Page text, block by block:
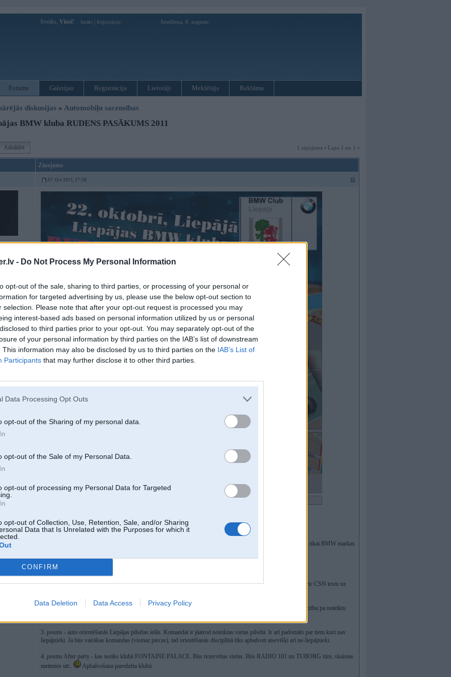
- Do Not Process My Personal Information
opt-out of the sale, sharing to third parties, or processing of your personal or
for targeted advertising by us, please use the below opt-out section to
selection. Please note that after your opt-out request is processed you may
interest-based ads based on personal information utilized by us or personal
to third parties prior to your opt-out. You may separately opt-out of the
of your personal information by third parties on the IAB’s list of downstream
This information may also be disclosed by us to third parties on the IAB’s List of
Participants that may further disclose it to other third parties.
Data Processing Opt Outs
opt-out of the Sharing of my personal data.
opt-out of the Sale of my Personal Data.
opt-out of processing my Personal Data for Targeted
opt-out of Collection, Use, Retention, Sale, and/or Sharing
Data that Is Unrelated with the Purposes for which it
CONFIRM
Data Deletion Data Access Privacy Policy
Sveiks, Viesi! Ienākt Reģistrācija Sestdiena, 8. augusts
Forums Galerijas Reģistrācija Lietotāji Meklētājs Reklāma
diskusijas » Automobiļu sacensības
BMW kluba RUDENS PASĀKUMS 2011
Atbildēt 1 ziņojums • Lapa 1 no 1 •
Ziņojums
07. Oct 2011, 17:58 #1
Nolikums:BMW Liepāja
Visi laipni aicināti ciemos uz Liepājas BMW kluba pasākumu. Lai nerastos jautājumi - Vai pasākums ir paredzēts tikai BMW markas
Kas ir paredzēts:
1. posms CSDD - kur autovadītājs veic eksaminācijas laukumā figūru izbraukšanu. Otrs komandas dalībnieks veic CSN testu uz
2. posms intuitīvā braukšana - pilotam ir aizsegta seja (ar motobraucēja ķiveri). Stūrmanis koriģē automašīnas virzību pa noteiktu
3. posms - auto orientēšanās Liepājas pilsētas ielās. Komandai ir jāatrod noteiktas vietas pilsētā. Ir arī padomāts par tiem kuri nav
liepājnieki. Ja būs vairākas komandas (vismaz piecas), tad orientēšanās disciplīnā tiks apbalvoti atsevišķi arī ne-liepājnieki.
4. posms After party - kas notiks klubā FONTAINE PALACE. Būs rezervētas vietas. Būs RADIO 101 un TUBORG tūre, skaistas
meitenes utt..
Apbalvošana paredzēta klubā.